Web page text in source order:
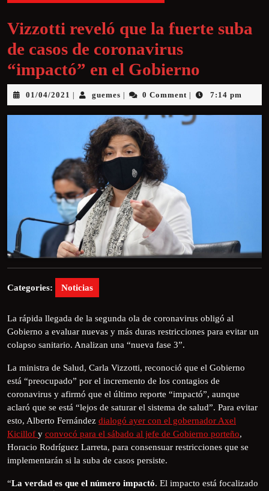
Vizzotti reveló que la fuerte suba
de casos de coronavirus
“impactó” en el Gobierno
01/04/2021 guemes 0 Comment 7:14 pm
Categories: Noticias
La rápida llegada de la segunda ola de coronavirus obligó al
Gobierno a evaluar nuevas y más duras restricciones para evitar un
colapso sanitario. Analizan una “nueva fase 3”.
La ministra de Salud, Carla Vizzotti, reconoció que el Gobierno
está “preocupado” por el incremento de los contagios de
coronavirus y afirmó que el último reporte “impactó”, aunque
aclaró que se está “lejos de saturar el sistema de salud”. Para evitar
esto, Alberto Fernández dialogó ayer con el gobernador Axel
Kicillof y convocó para el sábado al jefe de Gobierno porteño,
Horacio Rodríguez Larreta, para consensuar restricciones que se
implementarán si la suba de casos persiste.
“La verdad es que el número impactó. El impacto está focalizado